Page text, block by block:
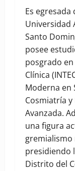
Es egresada
Universidad
Santo
posee
posgrado
Clínica
Moderna en
Cosmiatría y
Avanzada.
una figura
gremialismo
presidiendo
Distrito del